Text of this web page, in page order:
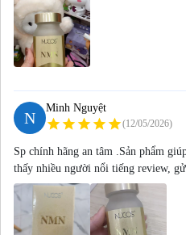
N
Minh Nguyệt
star star star star star(12/05/2026)
Sp chính hãng an tâm .Sản phẩm
thấy nhiều người nổi tiếng review,